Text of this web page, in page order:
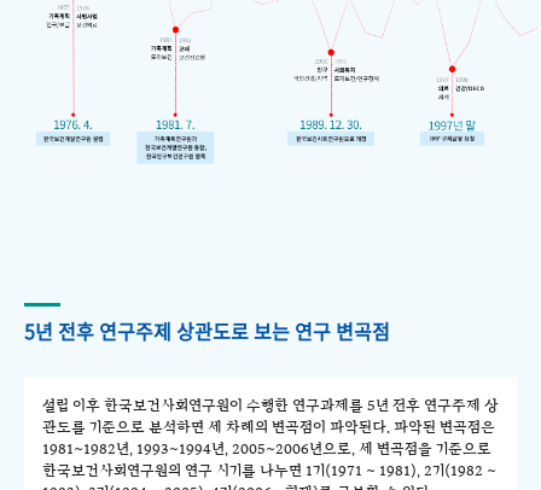
5년 전후 연구주제 상관도로 보는 연구 변곡점
설립 이후 한국보건사회연구원이 수행한 연구과제를 5년 전후 연구주제 상
관도를 기준으로 분석하면 세 차례의 변곡점이 파악된다. 파악된 변곡점은
1981~1982년, 1993~1994년, 2005~2006년으로, 세 변곡점을 기준으로
한국보건사회연구원의 연구 시기를 나누면 1기(1971 ~ 1981), 2기(1982 ~